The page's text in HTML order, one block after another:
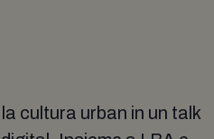
cultura urban in un talk